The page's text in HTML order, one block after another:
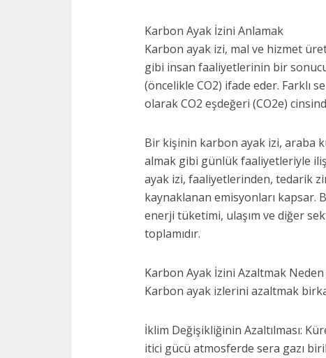
Karbon Ayak İzini Anlamak
Karbon ayak izi, mal ve hizmet
gibi insan faaliyetlerinin bir
(öncelikle CO2) ifade eder. Farklı
olarak CO2 eşdeğeri (CO2e)
Bir kişinin karbon ayak izi, araba
almak gibi günlük faaliyetleriyle
ayak izi, faaliyetlerinden, tedarik
kaynaklanan emisyonları
enerji tüketimi, ulaşım ve diğer
toplamıdır.
Karbon Ayak İzini Azaltmak
Karbon ayak izlerini azaltmak
İklim Değişikliğinin Azaltılması:
itici gücü atmosferde sera gazı